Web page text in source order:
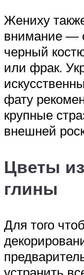
Жениху
внимание —
черный
или фрак.
фату
крупные
внешней
Цветы
глины
Для того